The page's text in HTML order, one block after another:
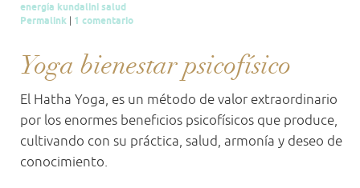
energía kundalini salud
Permalink
1 comentario
Yoga bienestar psicofísico
El Hatha Yoga, es un método de valor extraordinario
por los enormes beneficios psicofísicos que produce,
cultivando con su práctica, salud, armonía y deseo de
conocimiento.